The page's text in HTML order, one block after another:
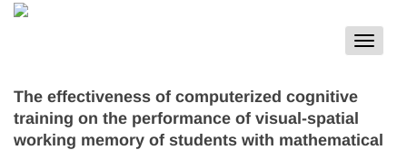
Toggle
The effectiveness of computerized cognitive
training on the performance of visual-spatial
working memory of students with mathematical